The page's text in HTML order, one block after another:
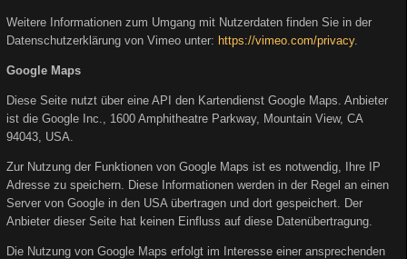
Weitere Informationen zum Umgang mit Nutzerdaten finden Sie in der
Datenschutzerklärung von Vimeo unter: https://vimeo.com/privacy.
Google Maps
Diese Seite nutzt über eine API den Kartendienst Google Maps. Anbieter
ist die Google Inc., 1600 Amphitheatre Parkway, Mountain View, CA
94043, USA.
Zur Nutzung der Funktionen von Google Maps ist es notwendig, Ihre IP
Adresse zu speichern. Diese Informationen werden in der Regel an einen
Server von Google in den USA übertragen und dort gespeichert. Der
Anbieter dieser Seite hat keinen Einfluss auf diese Datenübertragung.
Die Nutzung von Google Maps erfolgt im Interesse einer ansprechenden